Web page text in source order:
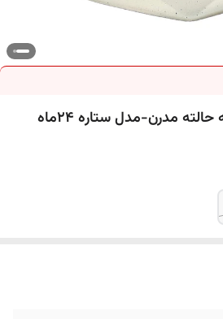
چراغ سقفی ۸۰وات سه حالته مدرن-مدل ستاره ۲۴ماه